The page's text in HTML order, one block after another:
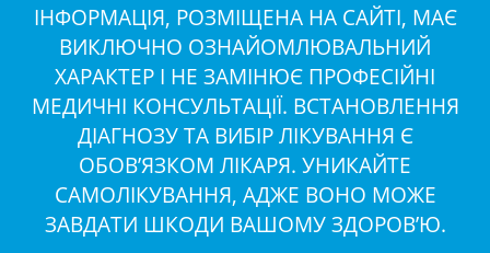
ІНФОРМАЦІЯ, РОЗМІЩЕНА НА САЙТІ, МАЄ
ВИКЛЮЧНО ОЗНАЙОМЛЮВАЛЬНИЙ
ХАРАКТЕР І НЕ ЗАМІНЮЄ ПРОФЕСІЙНІ
МЕДИЧНІ КОНСУЛЬТАЦІЇ. ВСТАНОВЛЕННЯ
ДІАГНОЗУ ТА ВИБІР ЛІКУВАННЯ Є
ОБОВ’ЯЗКОМ ЛІКАРЯ. УНИКАЙТЕ
САМОЛІКУВАННЯ, АДЖЕ ВОНО МОЖЕ
ЗАВДАТИ ШКОДИ ВАШОМУ ЗДОРОВ’Ю.